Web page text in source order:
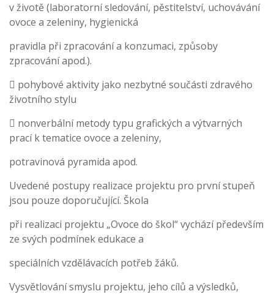
v životě (laboratorní sledování, pěstitelství, uchovávání
ovoce a zeleniny, hygienická
pravidla při zpracování a konzumaci, způsoby
zpracování apod.).
 pohybové aktivity jako nezbytné součásti zdravého
životního stylu
 nonverbální metody typu grafických a výtvarných
prací k tematice ovoce a zeleniny,
potravinová pyramida apod.
Uvedené postupy realizace projektu pro první stupeň
jsou pouze doporučující. Škola
při realizaci projektu „Ovoce do škol“ vychází především
ze svých podmínek edukace a
speciálních vzdělávacích potřeb žáků.
Vysvětlování smyslu projektu, jeho cílů a výsledků,